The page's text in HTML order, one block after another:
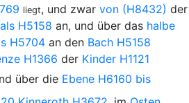
liegt, und zwar von (H8432) der
H5158 an, und über das halbe
H5704 an den Bach H5158
H1366 der Kinder H1121
über die Ebene H6160 bis